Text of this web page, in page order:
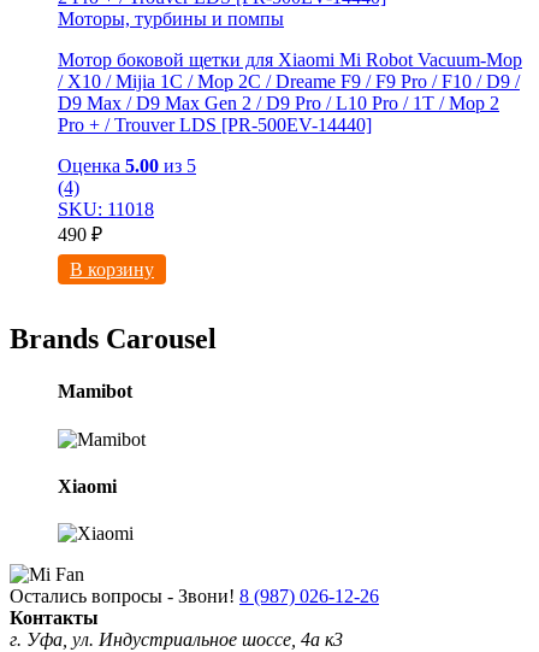
Моторы, турбины и помпы
Мотор боковой щетки для Xiaomi Mi Robot Vacuum-Mop
/ X10 / Mijia 1C / Mop 2C / Dreame F9 / F9 Pro / F10 / D9 /
D9 Max / D9 Мах Gen 2 / D9 Pro / L10 Pro / 1T / Mop 2
Pro + / Trouver LDS [PR-500EV-14440]
Оценка 5.00 из 5
(4)
SKU: 11018
490 ₽
В корзину
Brands Carousel
Mamibot
Xiaomi
Остались вопросы - Звони! 8 (987) 026-12-26
Контакты
г. Уфа, ул. Индустриальное шоссе, 4а к3